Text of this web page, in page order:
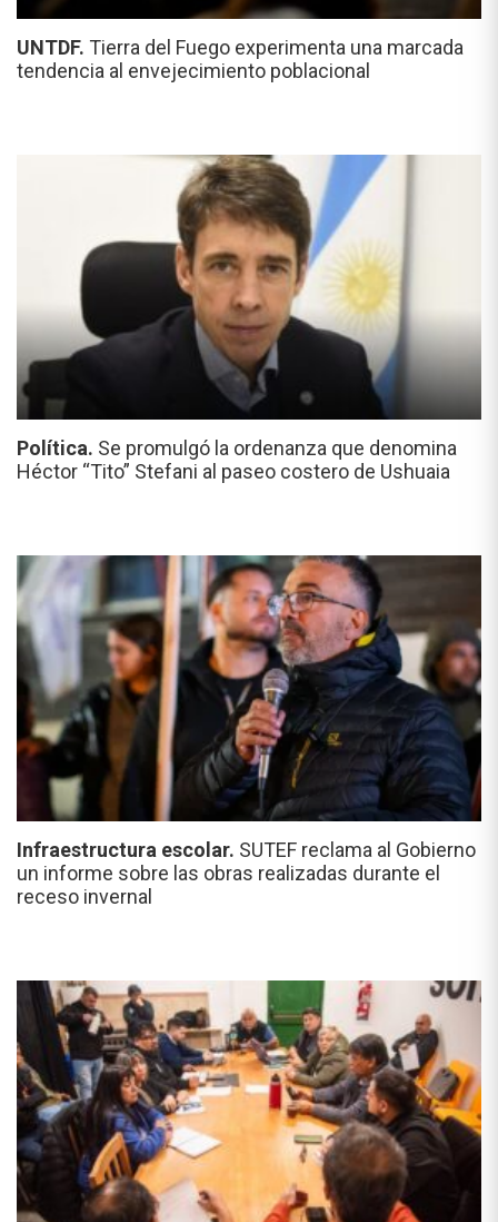
UNTDF. Tierra del Fuego experimenta una marcada
tendencia al envejecimiento poblacional
Política. Se promulgó la ordenanza que denomina
Héctor “Tito” Stefani al paseo costero de Ushuaia
Infraestructura escolar. SUTEF reclama al Gobierno
un informe sobre las obras realizadas durante el
receso invernal